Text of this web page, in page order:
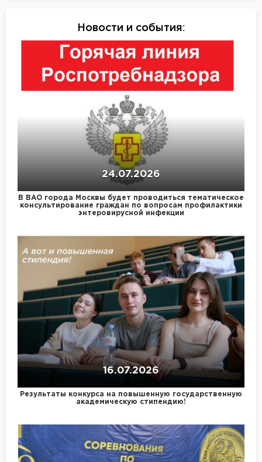
Новости и события:
24.07.2026
В ВАО города Москвы будет проводиться тематическое
консультирование граждан по вопросам профилактики
энтеровирусной инфекции
16.07.2026
Результаты конкурса на повышенную государственную
академическую стипендию!